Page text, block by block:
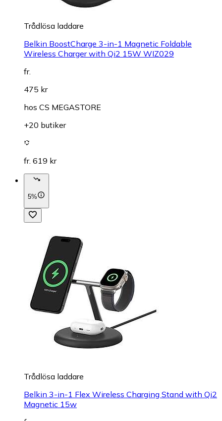
Trådlösa laddare
Belkin BoostCharge 3-in-1 Magnetic Foldable
Wireless Charger with Qi2 15W WIZ029
fr.
475 kr
hos CS MEGASTORE
+20 butiker
fr. 619 kr
5%
Trådlösa laddare
Belkin 3-in-1 Flex Wireless Charging Stand with Qi2
Magnetic 15w